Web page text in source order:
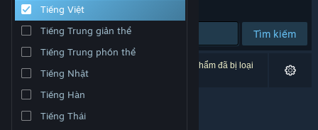
Hỗ trợ
Thay đổi ngôn ngữ
Cài ứng dụng Steam di động
Xem web cho desktop
Tiếng Việt
Tiếng Trung giản thể
Tiếng Trung phồn thể
Tiếng Nhật
Tiếng Hàn
Tiếng Thái
Xếp theo Độ liên quan
Tìm kiếm
0 kết quả phù hợp tìm kiếm của bạn. 2 tựa sản phẩm đã bị loại
trừ dựa trên tùy chỉnh của bạn.